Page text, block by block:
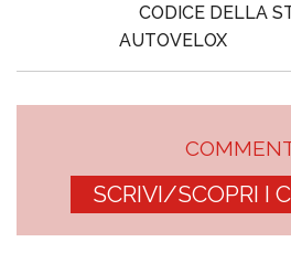
CODICE DELLA
AUTOVELOX
SCRIVI/SCOPRI I